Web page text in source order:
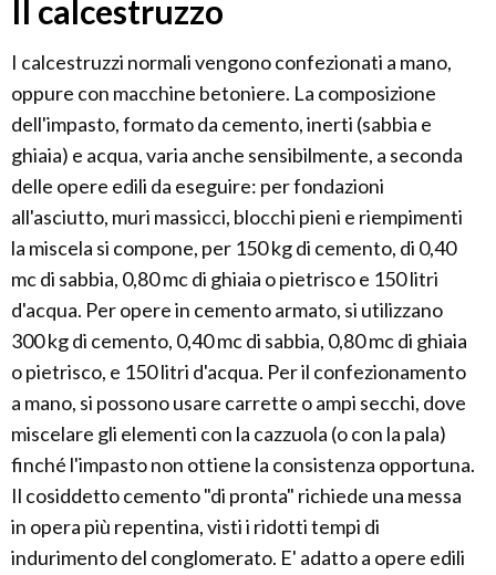
Il calcestruzzo
I calcestruzzi normali vengono confezionati a mano,
oppure con macchine betoniere. La composizione
dell'impasto, formato da cemento, inerti (sabbia e
ghiaia) e acqua, varia anche sensibilmente, a seconda
delle opere edili da eseguire: per fondazioni
all'asciutto, muri massicci, blocchi pieni e riempimenti
la miscela si compone, per 150 kg di cemento, di 0,40
mc di sabbia, 0,80 mc di ghiaia o pietrisco e 150 litri
d'acqua. Per opere in cemento armato, si utilizzano
300 kg di cemento, 0,40 mc di sabbia, 0,80 mc di ghiaia
o pietrisco, e 150 litri d'acqua. Per il confezionamento
a mano, si possono usare carrette o ampi secchi, dove
miscelare gli elementi con la cazzuola (o con la pala)
finché l'impasto non ottiene la consistenza opportuna.
Il cosiddetto cemento "di pronta" richiede una messa
in opera più repentina, visti i ridotti tempi di
indurimento del conglomerato. E' adatto a opere edili